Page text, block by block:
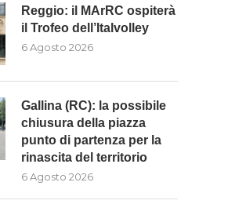
Reggio: il MArRC ospiterà
il Trofeo dell’Italvolley
6 Agosto 2026
Gallina (RC): la possibile
chiusura della piazza
punto di partenza per la
rinascita del territorio
6 Agosto 2026